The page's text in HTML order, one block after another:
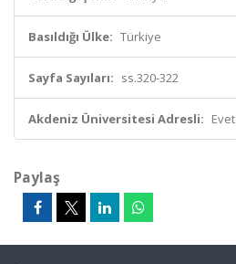
Basıldığı Ülke: Türkiye
Sayfa Sayıları: ss.320-322
Akdeniz Üniversitesi Adresli: Evet
Paylaş